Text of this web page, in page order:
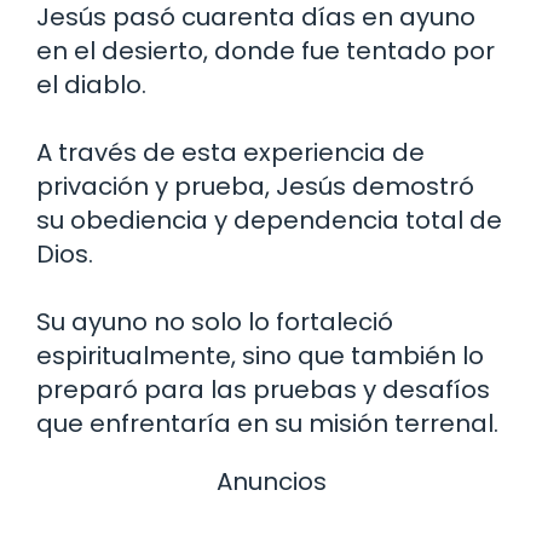
Jesús pasó cuarenta días en ayuno
en el desierto, donde fue tentado por
el diablo.
A través de esta experiencia de
privación y prueba, Jesús demostró
su obediencia y dependencia total de
Dios.
Su ayuno no solo lo fortaleció
espiritualmente, sino que también lo
preparó para las pruebas y desafíos
que enfrentaría en su misión terrenal.
Anuncios